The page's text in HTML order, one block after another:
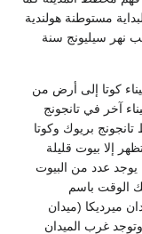
مستوطنة هولندية
نهر سيليونج سنة
كوتا إلى أرض من
آخر في تانجونج
ربط تانجونج بريوك وكوتا
إلا بيوت قليلة
عدد من البيوت
الوقت باسم
ميرديكا (ميدان
غرب الميدان